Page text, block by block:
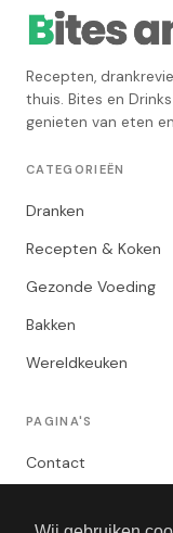
Recepten,
thuis. Bites en
genieten van eten
CATEGORIEËN
Dranken
Recepten & Koken
Gezonde Voeding
Bakken
Wereldkeuken
PAGINA'S
Contact